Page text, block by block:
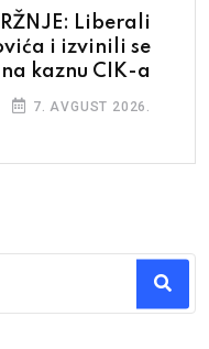
Liberali
i izvinili se
kaznu CIK-a
7. AVGUST 2026.